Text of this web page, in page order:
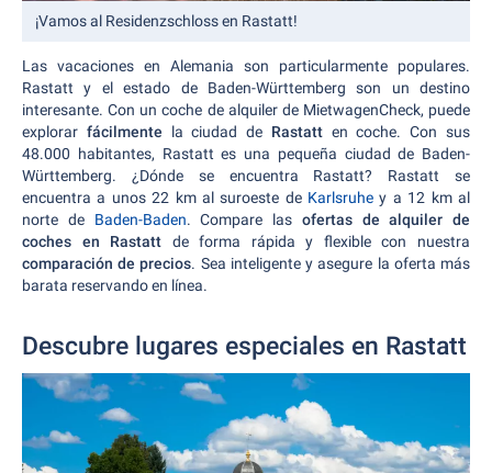
¡Vamos al Residenzschloss en Rastatt!
Las vacaciones en Alemania son particularmente populares.
Rastatt y el estado de Baden-Württemberg son un destino
interesante. Con un coche de alquiler de MietwagenCheck, puede
explorar fácilmente la ciudad de Rastatten coche. Con sus
48.000 habitantes, Rastatt es una pequeña ciudad de Baden-
Württemberg. ¿Dónde se encuentra Rastatt? Rastatt se
encuentra a unos 22 km al suroeste de Karlsruhe y a 12 km al
norte de Baden-Baden. Compare las ofertas de alquiler de
coches en Rastatt de forma rápida y flexible con nuestra
comparación de precios. Sea inteligente y asegure la oferta más
barata reservando en línea.
Descubre lugares especiales en Rastatt